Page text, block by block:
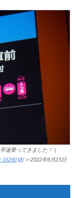
速乗ってきました！ |
16290
/ >-2022年9月23日